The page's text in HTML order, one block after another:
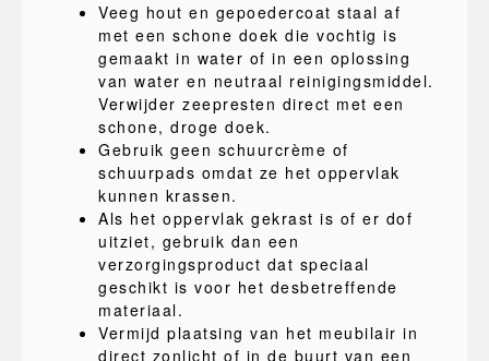
Veeg hout en gepoedercoat staal af
met een schone doek die vochtig is
gemaakt in water of in een oplossing
van water en neutraal reinigingsmiddel.
Verwijder zeepresten direct met een
schone, droge doek.
Gebruik geen schuurcrème of
schuurpads omdat ze het oppervlak
kunnen krassen.
Als het oppervlak gekrast is of er dof
uitziet, gebruik dan een
verzorgingsproduct dat speciaal
geschikt is voor het desbetreffende
materiaal.
Vermijd plaatsing van het meubilair in
direct zonlicht of in de buurt van een